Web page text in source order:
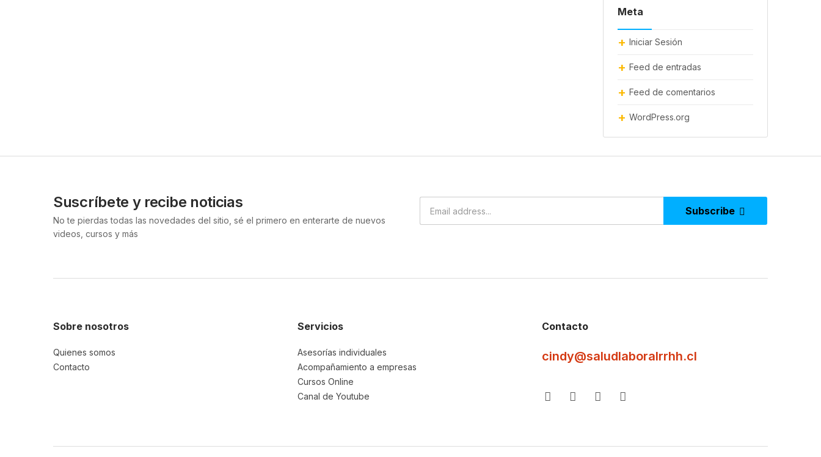
Meta
Iniciar Sesión
Feed de entradas
Feed de comentarios
WordPress.org
Suscríbete y recibe noticias
No te pierdas todas las novedades del sitio, sé el primero en enterarte de nuevos
videos, cursos y más
Subscribe
Sobre nosotros
Quienes somos
Contacto
Servicios
Asesorías individuales
Acompañamiento a empresas
Cursos Online
Canal de Youtube
Contacto
cindy@saludlaboralrrhh.cl